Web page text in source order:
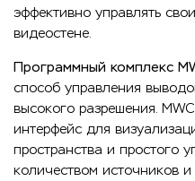
эффективно управлять
видеостене.
Программный комплекс
способ управления
высокого разрешения.
интерфейс для
пространства и простого
количеством источников